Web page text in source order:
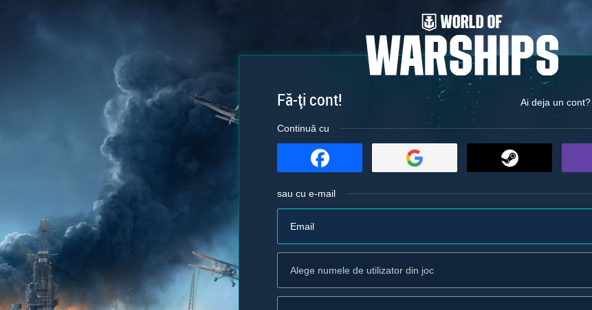
Fă-ți cont! Ai deja un cont?
Continuă cu
sau cu e-mail